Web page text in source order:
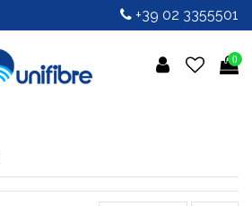
+39 02 3355501
0